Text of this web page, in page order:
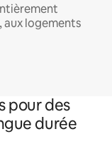
aux logements
pour des
durée